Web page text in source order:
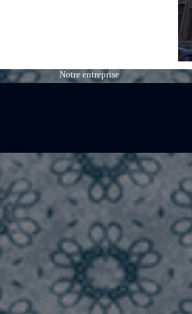
Notre entreprise